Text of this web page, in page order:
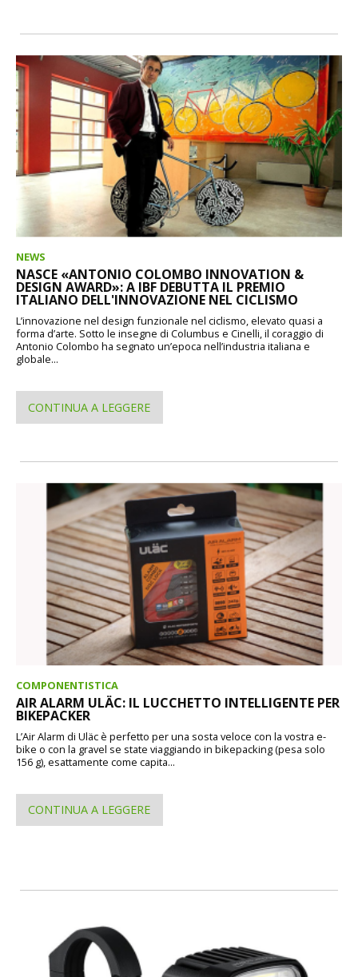
NEWS
NASCE «ANTONIO COLOMBO INNOVATION &
DESIGN AWARD»: A IBF DEBUTTA IL PREMIO
ITALIANO DELL'INNOVAZIONE NEL CICLISMO
L’innovazione nel design funzionale nel ciclismo, elevato quasi a
forma d’arte. Sotto le insegne di Columbus e Cinelli, il coraggio di
Antonio Colombo ha segnato un’epoca nell’industria italiana e
globale...
CONTINUA A LEGGERE
COMPONENTISTICA
AIR ALARM ULÄC: IL LUCCHETTO INTELLIGENTE PER
BIKEPACKER
L’Air Alarm di Uläc è perfetto per una sosta veloce con la vostra e-
bike o con la gravel se state viaggiando in bikepacking (pesa solo
156 g), esattamente come capita...
CONTINUA A LEGGERE